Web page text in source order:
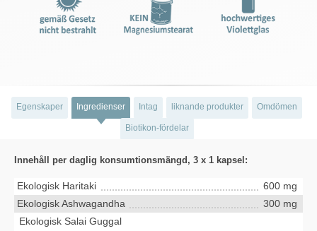
Egenskaper Ingredienser Intag liknande produkter Omdömen
Biotikon-fördelar
Innehåll per daglig konsumtionsmängd, 3 x 1 kapsel:
Ekologisk Haritaki
600 mg
Ekologisk Ashwagandha
300 mg
Ekologisk Salai Guggal